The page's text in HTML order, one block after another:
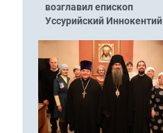
возглавил епископ
Уссурийский Иннокентий